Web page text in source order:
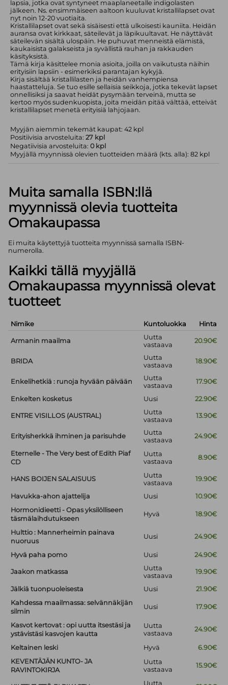
lapsia, jotka ovat syntyneet maaplaneetalle indigolasten
jälkeen. Ns. ensimmäiseen aaltoon kuuluvat kristallilapset ovat
nyt noin 12-20 vuotiaita.
Kristallilapset ovat sekä sisäisesti että ulkoisesti kauniita. Heidän
auransa ovat kirkkaat, säteilevät ja läpikuultavat. He näyttävät
säteilevän sisältä ulospäin. He puhuvat menneistä elämistä,
kaukaisista galakseista ja syvällistä rauhan ja rakkauden
käsityksistä.
Tämä kirja käsittelee monia asioita, joilla on vaikutusta näihin
erityisiin lapsiin - esimerkiksi parantajan kykyjä.
Kirja sisältää kristallilasten ja heidän vanhempiensa
haastatteluja. Se tuo esille sellaisia seikkoja, jotka tekevät lapset
onnellisiksi ja saavat heidät pysymään terveinä, mutta se
kertoo myös sudenkuopista, joita meidän pitää välttää, etteivät
kristallilapset menetä erityisiä lahjojaan.
Myyjän aiemmin tekemät kaupat: 42 kpl
Positiivisia arvosteluita:27 kpl
Negatiivisia arvosteluita:0 kpl
Myyjällä myynnissä olevien tuotteiden määrä (kts. alla): 82 kpl
Muita samalla ISBN:llä
myynnissä olevia tuotteita
Omakaupassa
Ei muita käytettyjä tuotteita myynnissä samalla ISBN-
numerolla.
Kaikki tällä myyjällä
Omakaupassa myynnissä olevat
tuotteet
Nimike Kuntoluokka Hinta
Armanin maailma
Uutta
vastaava
20.90€
BRIDA
Uutta
vastaava
18.90€
Enkelihetkiä : runoja hyvään päivään
Uutta
vastaava
17.90€
Enkelten kosketus Uusi 22.90€
ENTRE VISILLOS (AUSTRAL)
Uutta
vastaava
13.90€
Erityisherkkä ihminen ja parisuhde
Uutta
vastaava
24.90€
Eternelle - The Very best of Edith Piaf
CD
Uutta
vastaava
8.90€
HANS BOIJEN SALAISUUS
Uutta
vastaava
19.90€
Havukka-ahon ajattelija Uusi
10.90€
Hormonidieetti - Opas yksilölliseen
täsmälaihdutukseen
Hyvä 18.90€
Hulttio : Mannerheimin painava
nuoruus
Uusi 24.90€
Hyvä paha pomo Uusi 24.90€
Jaakon matkassa
Uutta
vastaava
19.90€
Jälkiä tuonpuoleisesta Uusi
21.90€
Kahdessa maailmassa: selvännäkijän
silmin
Uusi 17.90€
Kasvot kertovat : opi uutta itsestäsi ja
ystävistäsi kasvojen kautta
Uutta
vastaava
24.90€
Keltainen leski Hyvä
6.90€
KEVENTÄJÄN KUNTO- JA
RAVINTOKIRJA
Uutta
vastaava
15.90€
Uutta